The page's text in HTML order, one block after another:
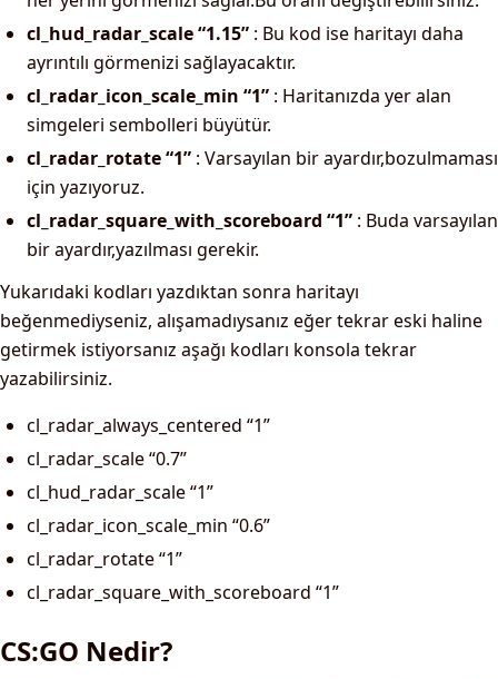
cl_hud_radar_scale “1.15” : Bu kod ise haritayı daha
ayrıntılı görmenizi sağlayacaktır.
cl_radar_icon_scale_min “1” : Haritanızda yer alan
simgeleri sembolleri büyütür.
cl_radar_rotate “1” : Varsayılan bir ayardır,bozulmaması
için yazıyoruz.
cl_radar_square_with_scoreboard “1” : Buda varsayılan
bir ayardır,yazılması gerekir.
Yukarıdaki kodları yazdıktan sonra haritayı
beğenmediyseniz, alışamadıysanız eğer tekrar eski haline
getirmek istiyorsanız aşağı kodları konsola tekrar
yazabilirsiniz.
cl_radar_always_centered “1”
cl_radar_scale “0.7”
cl_hud_radar_scale “1”
cl_radar_icon_scale_min “0.6”
cl_radar_rotate “1”
cl_radar_square_with_scoreboard “1”
CS:GO Nedir?